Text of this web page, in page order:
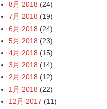
8月 2018 (24)
7月 2018 (19)
6月 2018 (24)
5月 2018 (23)
4月 2018 (15)
3月 2018 (14)
2月 2018 (12)
1月 2018 (22)
12月 2017 (11)